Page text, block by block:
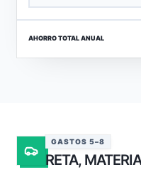
AHORRO TOTAL ANUAL
GASTOS 5–8
RETA,